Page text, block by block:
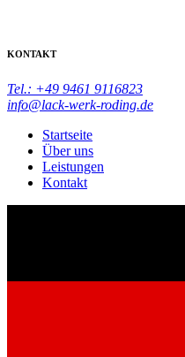
KONTAKT
Tel.: +49 9461 9116823
info@lack-werk-roding.de
Startseite
Über uns
Leistungen
Kontakt